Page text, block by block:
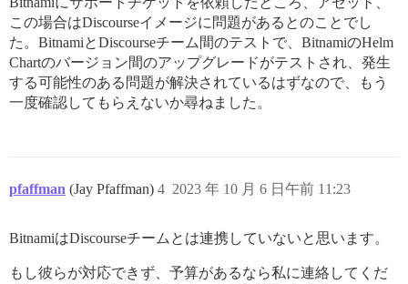
この場合はDiscourseイメージに問題があるとのことでし
た。BitnamiとDiscourseチーム間のテストで、BitnamiのHelm
Chartのバージョン間のアップグレードがテストされ、発生
する可能性のある問題が解決されているはずなので、もう
一度確認してもらえないか尋ねました。
pfaffman (Jay Pfaffman) 2023 年 10 月 6 日午前 11:23
4
BitnamiはDiscourseチームとは連携していないと思います。
もし彼らが対応できず、予算があるなら私に連絡してくだ